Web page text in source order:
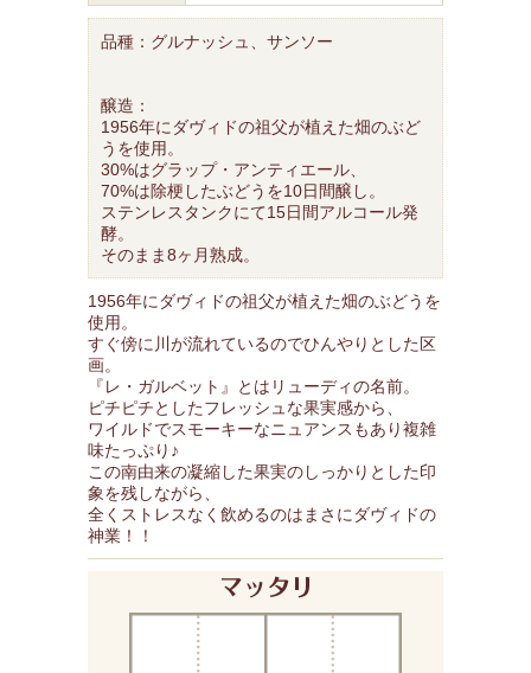
品種：グルナッシュ、サンソー
醸造：
1956年にダヴィドの祖父が植えた畑のぶど
うを使用。
30%はグラップ・アンティエール、
70%は除梗したぶどうを10日間醸し。
ステンレスタンクにて15日間アルコール発
酵。
そのまま8ヶ月熟成。
1956年にダヴィドの祖父が植えた畑のぶどうを
使用。
すぐ傍に川が流れているのでひんやりとした区
画。
『レ・ガルベット』とはリューディの名前。
ピチピチとしたフレッシュな果実感から、
ワイルドでスモーキーなニュアンスもあり複雑
味たっぷり♪
この南由来の凝縮した果実のしっかりとした印
象を残しながら、
全くストレスなく飲めるのはまさにダヴィドの
神業！！